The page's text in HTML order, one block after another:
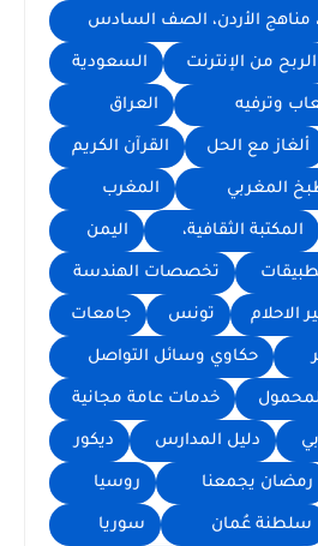
مناهج الأردن، الصف السادس
الربح من الإنترنت السعودية
وترفيه العراق
ألغاز مع الحل القرآن الكريم
المغربي المغرب
المكتبة الثقافية، اليمن
تخصصات الهندسة
الاحلام تونس جامعات
حكاوي وسائل التواصل
خدمات عامة مجانية
دليل المدارس ديكور
رمضان يجمعنا روسيا
سلطنة عُمان سوريا